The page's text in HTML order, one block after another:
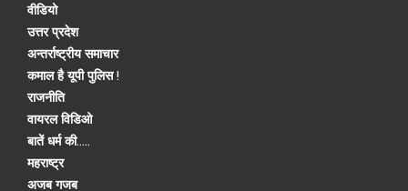
वीडियो
उत्तर प्रदेश
अन्तर्राष्ट्रीय समाचार
कमाल है यूपी पुलिस !
राजनीति
वायरल विडिओ
बातें धर्म की.....
महराष्ट्र
अजब गजब